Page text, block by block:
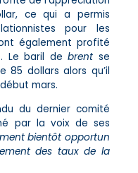
ce qui a permis
pour les
également profité
Le baril de brent se
85 dollars alors qu’il
mars.
du dernier comité
par la voix de ses
bientôt opportun
des taux de la